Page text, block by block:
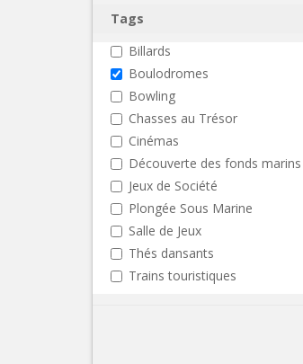
Tags
Billards
Boulodromes
Bowling
Chasses au Trésor
Cinémas
Découverte des fonds marins
Jeux de Société
Plongée Sous Marine
Salle de Jeux
Thés dansants
Trains touristiques